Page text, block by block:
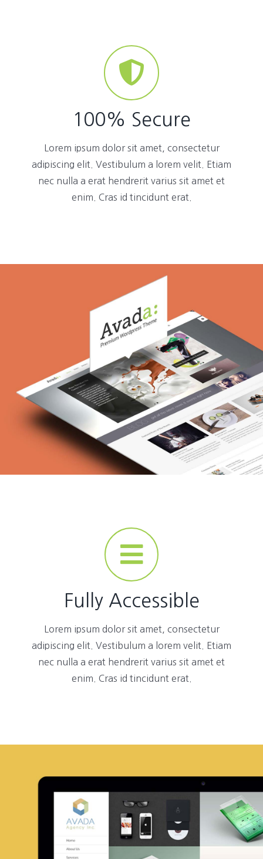
100% Secure
Lorem ipsum dolor sit amet, consectetur
adipiscing elit. Vestibulum a lorem velit. Etiam
nec nulla a erat hendrerit varius sit amet et
enim. Cras id tincidunt erat.
Fully Accessible
Lorem ipsum dolor sit amet, consectetur
adipiscing elit. Vestibulum a lorem velit. Etiam
nec nulla a erat hendrerit varius sit amet et
enim. Cras id tincidunt erat.